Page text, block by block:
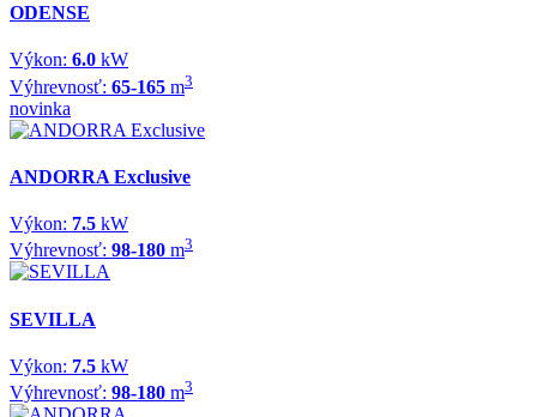
ODENSE
Výkon: 6.0 kW
Výhrevnosť: 65-165 m3
novinka
ANDORRA Exclusive
Výkon: 7.5 kW
Výhrevnosť: 98-180 m3
SEVILLA
Výkon: 7.5 kW
Výhrevnosť: 98-180 m3